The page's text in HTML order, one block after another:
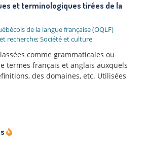
et terminologiques tirées de la
de la langue française (OQLF)
recherche;Société et culture
comme grammaticales ou
termes français et anglais auxquels
des domaines, etc. Utilisées